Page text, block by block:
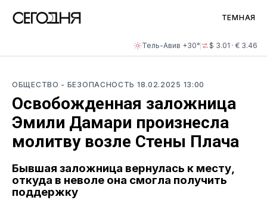
Тель-Авив +30° $ 3.01 · € 3.46
ТЕМНАЯ
ОБЩЕСТВО - БЕЗОПАСНОСТЬ 18.02.2025 13:00
Освобожденная заложница
Эмили Дамари произнесла
молитву возле Стены Плача
Бывшая заложница вернулась к месту,
откуда в неволе она смогла получить
поддержку